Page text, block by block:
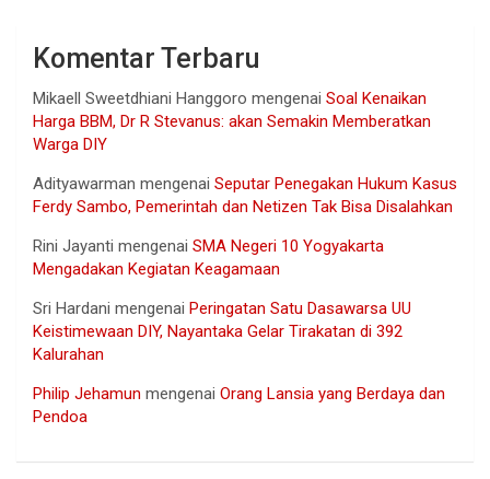
Komentar Terbaru
Mikaell Sweetdhiani Hanggoro mengenai Soal Kenaikan
Harga BBM, Dr R Stevanus: akan Semakin Memberatkan
Warga DIY
Adityawarman mengenai Seputar Penegakan Hukum Kasus
Ferdy Sambo, Pemerintah dan Netizen Tak Bisa Disalahkan
Rini Jayanti mengenai SMA Negeri 10 Yogyakarta
Mengadakan Kegiatan Keagamaan
Sri Hardani mengenai Peringatan Satu Dasawarsa UU
Keistimewaan DIY, Nayantaka Gelar Tirakatan di 392
Kalurahan
Philip Jehamun mengenai Orang Lansia yang Berdaya dan
Pendoa